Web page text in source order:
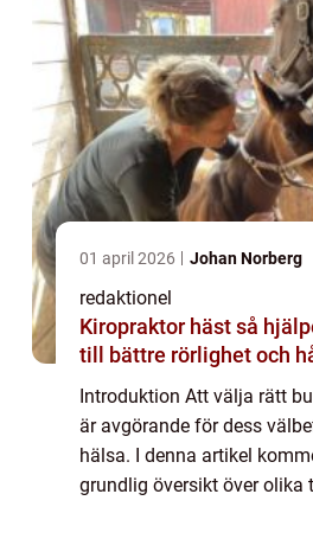
01 april 2026 Johan Norberg
redaktionel
Kiropraktor häst så hjälper man hästen
till bättre rörlighet och
Introduktion Att välja rätt
är avgörande för dess
hälsa. I denna artikel
grundlig översikt över olika